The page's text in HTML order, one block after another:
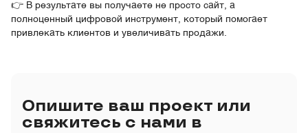
👉 В результате вы получаете не просто сайт, а
полноценный цифровой инструмент, который помогает
привлекать клиентов и увеличивать продажи.
Опишите ваш проект или
свяжитесь с нами в